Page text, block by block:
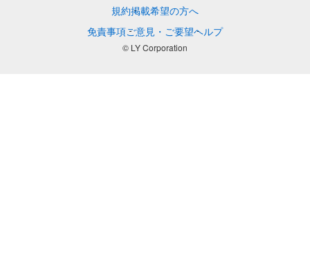
規約掲載希望の方へ
免責事項ご意見・ご要望ヘルプ
© LY Corporation